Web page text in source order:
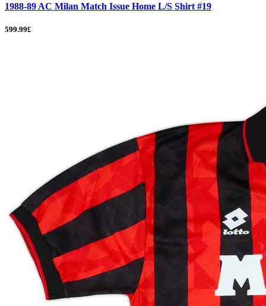
1988-89 AC Milan Match Issue Home L/S Shirt #19
599.99£